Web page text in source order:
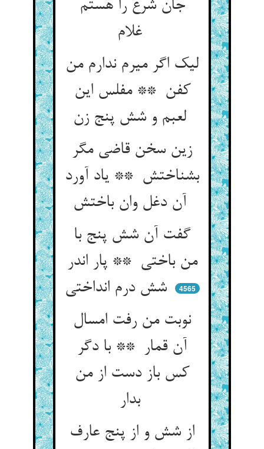
جان شرع را هستم
لیک اگر میرم ندارم من
کفن ** مفلس این
زین سخن قاضی مگر
بشناختش ** یاد آورد
گفت آن شش پنج با
من باختی ** پار اندر
شش درم انداختی
4565
نوبت من رفت امسال
آن قمار ** با دگر
کس باز دست از من
بدار
از شش و از پنج عارف